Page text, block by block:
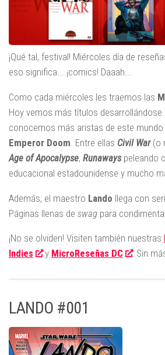
¡Qué tal, festival! Miércoles día de
eso significa... ¡comics! Daaah...
Como cada miércoles les traemos las
Hoy vemos más títulos desarrollándose
conocemos más aristas de este
Emperor Doom. Entre ellas Civil War(o
Age of Apocalypse, Runawayspeleando
educacional estadounidense y mucho
Además, el maestro Lando llega con
Páginas llenas de swag para
¡No se olviden! Visiten también nuestras
Indies
y MicroReseñas DC . Sin
LANDO #001